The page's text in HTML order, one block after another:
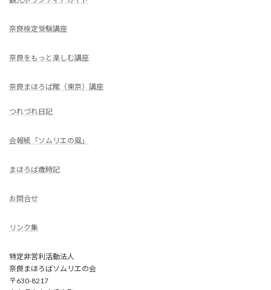
奈良検定受験講座
奈良をもっと楽しむ講座
奈良まほろば館（東京）講座
つれづれ日記
会報紙「ソムリエの風」
まほろば歳時記
お問合せ
リンク集
特定非営利活動法人
奈良まほろばソムリエの会
〒630-8217